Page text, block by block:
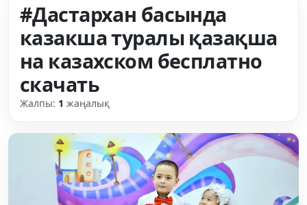
#Дастархан басында
казакша туралы қазақша
на казахском бесплатно
скачать
Жалпы: 1 жаңалық